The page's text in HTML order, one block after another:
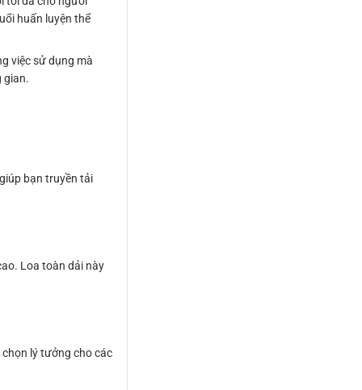
huấn luyện thể
việc sử dụng mà
gian.
bạn truyền tải
Loa toàn dải này
chọn lý tưởng cho các